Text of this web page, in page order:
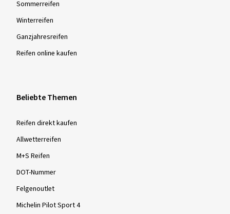
Sommer­reifen
Winter­reifen
Ganzjahres­reifen
Reifen online kaufen
Beliebte Themen
Reifen direkt kaufen
Allwetterreifen
M+S Reifen
DOT-Nummer
Felgenoutlet
Michelin Pilot Sport 4